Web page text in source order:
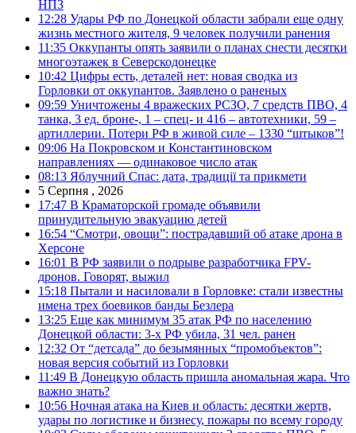
НПЗ
12:28 Удары РФ по Донецкой области забрали еще одну
жизнь местного жителя, 9 человек получили ранения
11:35 Оккупанты опять заявили о планах снести десятки
многоэтажек в Северскодонецке
10:42 Цифры есть, деталей нет: новая сводка из
Горловки от оккупантов. Заявлено о раненых
09:59 Уничтожены 4 вражеских РСЗО, 7 средств ПВО, 4
танка, 3 ед. броне-, 1 – спец- и 416 – автотехники, 59 –
артиллерии. Потери РФ в живой силе – 1330 “штыков”!
09:06 На Покровском и Константиновском
направлениях — одинаковое число атак
08:13 Яблучний Спас: дата, традиції та прикмети
5 Серпня , 2026
17:47 В Краматорской громаде объявили
принудительную эвакуацию детей
16:54 “Смотри, овощи”: пострадавший об атаке дрона в
Херсоне
16:01 В РФ заявили о подрыве разработчика FPV-
дронов. Говорят, выжил
15:18 Пытали и насиловали в Горловке: стали известны
имена трех боевиков банды Безлера
13:25 Еще как минимум 35 атак РФ по населению
Донецкой области: 3-х РФ убила, 31 чел. ранен
12:32 От “детсада” до безымянных “промобъектов”:
новая версия событий из Горловки
11:49 В Донецкую область пришла аномальная жара. Что
важно знать?
10:56 Ночная атака на Киев и область: десятки жертв,
удары по логистике и бизнесу, пожары по всему городу